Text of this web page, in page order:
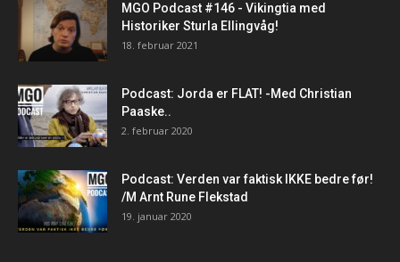
MGO Podcast #146 - Vikingtia med
Historiker Sturla Ellingvåg!
18. februar 2021
Podcast: Jorda er FLAT! -Med Christian
Paaske..
2. februar 2020
Podcast: Verden var faktisk IKKE bedre før!
/M Arnt Rune Flekstad
19. januar 2020